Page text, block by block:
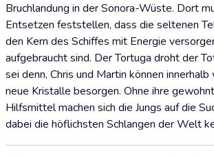
Bruchlandung in der Sonora-Wüste. Dort
Entsetzen feststellen, dass die seltenen
den Kern des Schiffes mit Energie
aufgebraucht sind. Der Tortuga droht der
sei denn, Chris und Martin können
neue Kristalle besorgen. Ohne ihre
Hilfsmittel machen sich die Jungs auf die
dabei die höflichsten Schlangen der Welt